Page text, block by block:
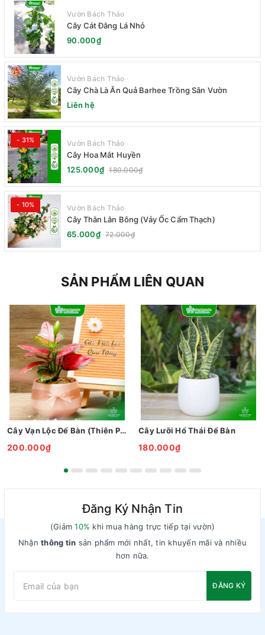
Vườn Bách Thảo
Cây Cát Đằng Lá Nhỏ
90.000₫
Vườn Bách Thảo
Cây Chà Là Ăn Quả Barhee Trồng Sân Vườn
Liên hệ
- 31% Vườn Bách Thảo
Cây Hoa Mắt Huyền
125.000₫ 180.000₫
- 10% Vườn Bách Thảo
Cây Thằn Lằn Bông (Vảy Ốc Cẩm Thạch)
65.000₫ 72.000₫
SẢN PHẨM LIÊN QUAN
Cây Vạn Lộc Để Bàn (Thiên Phú)
200.000₫
Cây Lưỡi Hổ Thái Để Bàn
180.000₫
Đăng Ký Nhận Tin
(Giảm10% khi mua hàng trực tiếp tại vườn)
Nhậnthông tin sản phẩm mới nhất, tin khuyến mãi và nhiều
hơn nữa.
ĐĂNG KÝ